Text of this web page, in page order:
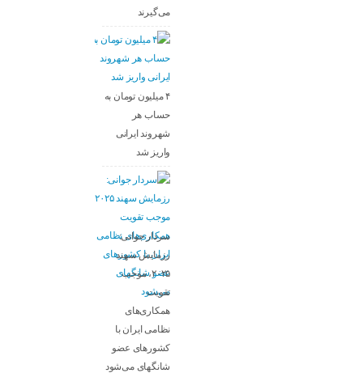
می‌گیرند
۴ میلیون تومان به
حساب هر
شهروند ایرانی
واریز شد
سردار جوانی:
رزمایش سهند
۲۰۲۵، موجب
تقویت
همکاری‌های
نظامی ایران با
کشور‌های عضو
شانگهای می‌شود